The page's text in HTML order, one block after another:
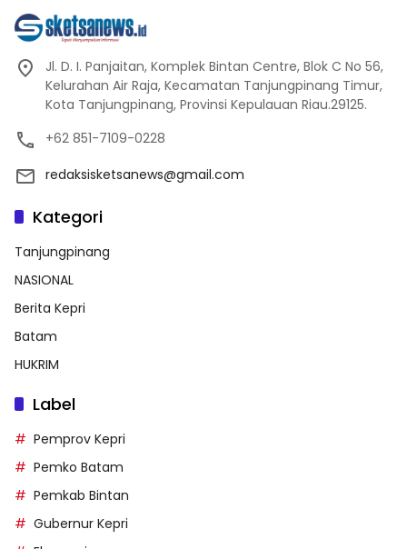
Jl. D. I. Panjaitan, Komplek Bintan Centre, Blok C No 56,
Kelurahan Air Raja, Kecamatan Tanjungpinang Timur,
Kota Tanjungpinang, Provinsi Kepulauan Riau.29125.
+62 851-7109-0228
redaksisketsanews@gmail.com
Kategori
Tanjungpinang
NASIONAL
Berita Kepri
Batam
HUKRIM
Label
Pemprov Kepri
Pemko Batam
Pemkab Bintan
Gubernur Kepri